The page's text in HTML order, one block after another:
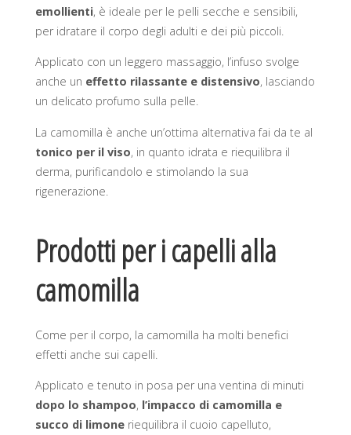
emollienti, è ideale per le pelli secche e sensibili,
per idratare il corpo degli adulti e dei più piccoli.
Applicato con un leggero massaggio, l’infuso svolge
anche un effetto rilassante e distensivo, lasciando
un delicato profumo sulla pelle.
La camomilla è anche un’ottima alternativa fai da te al
tonico per il viso, in quanto idrata e riequilibra il
derma, purificandolo e stimolando la sua
rigenerazione.
Prodotti per i capelli alla
camomilla
Come per il corpo, la camomilla ha molti benefici
effetti anche sui capelli.
Applicato e tenuto in posa per una ventina di minuti
dopo lo shampoo, l’impacco di camomilla e
succo di limoneriequilibra il cuoio capelluto,